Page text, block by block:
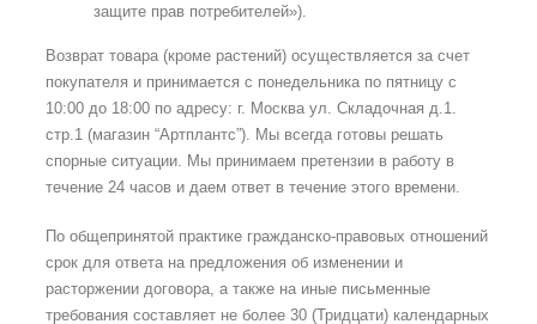
защите прав потребителей»).
Возврат товара (кроме растений) осуществляется за счет
покупателя и принимается с понедельника по пятницу с
10:00 до 18:00 по адресу: г. Москва ул. Складочная д.1.
стр.1 (магазин “Артплантс”). Мы всегда готовы решать
спорные ситуации. Мы принимаем претензии в работу в
течение 24 часов и даем ответ в течение этого времени.
По общепринятой практике гражданско-правовых отношений
срок для ответа на предложения об изменении и
расторжении договора, а также на иные письменные
требования составляет не более 30 (Тридцати) календарных